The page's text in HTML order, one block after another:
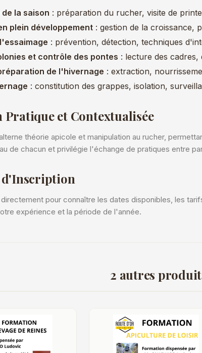
la saison : préparation du rucher, visite de
plein développement : gestion de la croissance,
: prévention, détection, techniques
et contrôle des pontes : lecture des cadres,
de l'hivernage : extraction,
: constitution des grappes, isolation,
et Contextualisée
théorie apicole et manipulation au rucher,
de chacun et privilégie l'échange de pratiques entre
pour connaître les dates disponibles, les
expérience et la période de l'année.
2 autres